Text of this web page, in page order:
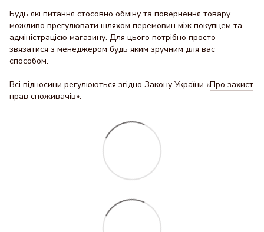
Будь які питання стосовно обміну та повернення товару
можливо врегулювати шляхом перемовин між покупцем та
адміністрацією магазину. Для цього потрібно просто
звязатися з менеджером будь яким зручним для вас
способом.
Всі відносини регулюються згідно Закону України «Про захист
прав споживачів».